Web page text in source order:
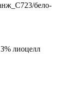
бело-
лиоцелл